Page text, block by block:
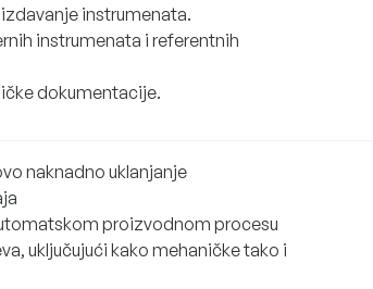
instrumenata.
instrumenata i referentnih
dokumentacije.
naknadno uklanjanje
proizvodnom procesu
uključujući kako mehaničke tako i